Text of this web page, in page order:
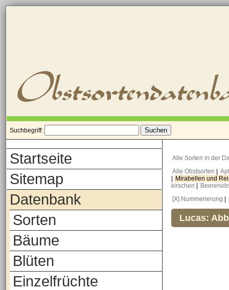
Suchbegriff:
Startseite
Sitemap
Datenbank
Sorten
Bäume
Blüten
Einzelfrüchte
Alle Sorten in der
Alle Obstsorten
Mirabellen und
kirschen
[X] Nummerierung
Lucas: